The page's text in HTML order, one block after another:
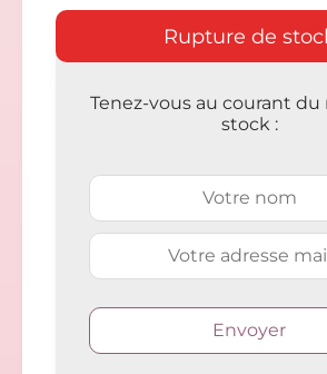
Rupture de
Tenez-vous au courant du
stock :